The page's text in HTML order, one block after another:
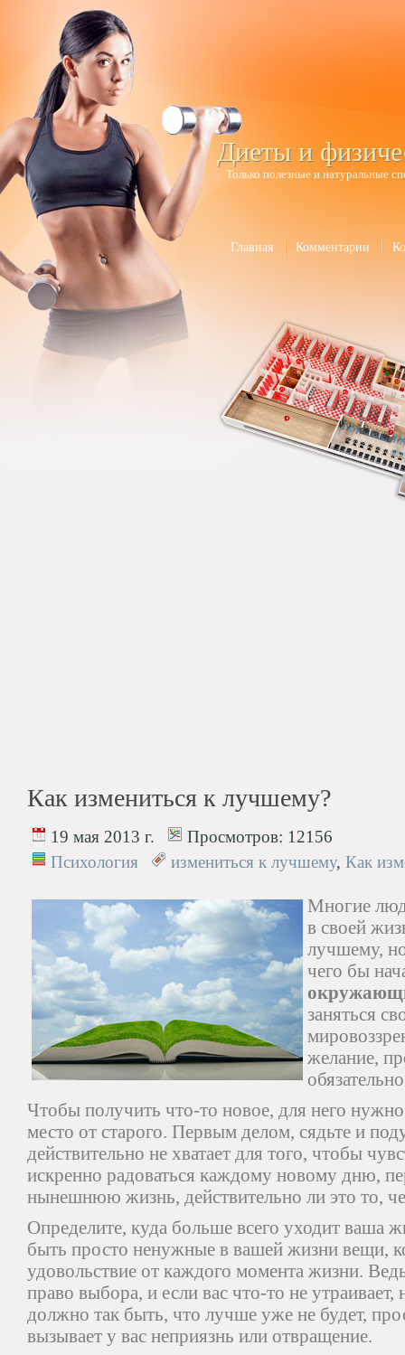
Диеты и
Только полезные и натуральные
Главная Комментарии
Как измениться к лучшему?
19 мая 2013 г. Просмотров: 12156
Психология
измениться к лучшему, Как
Многие
в своей
лучшему,
чего бы
заняться
желание,
Чтобы получить что-то новое, для него
место от старого. Первым делом, сядьте и
действительно не хватает для того, чтобы
искренно радоваться каждому новому дню,
нынешнюю жизнь, действительно ли это то,
Определите, куда больше всего уходит ваша
быть просто ненужные в вашей жизни вещи,
удовольствие от каждого момента жизни.
право выбора, и если вас что-то не утраивает,
должно так быть, что лучше уже не будет,
вызывает у вас неприязнь или отвращение.